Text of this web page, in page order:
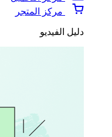
مركز المتجر
دليل الفيديو